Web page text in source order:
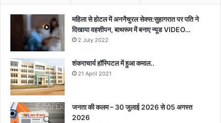
महिला से होटल में अननैचुरल सेक्स:सुहागरात पर पति ने
दिखाया वहशीपन, बाथरूम में बनाए न्यूड VIDEO…
2 July 2022
शंकराचार्य हॉस्पिटल में हुआ कमाल..
21 April 2021
जनता की कलम – 30 जुलाई 2026 से 05 अगस्त
2026